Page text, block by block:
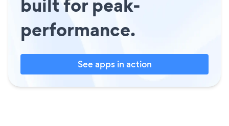
performance.
See apps in action